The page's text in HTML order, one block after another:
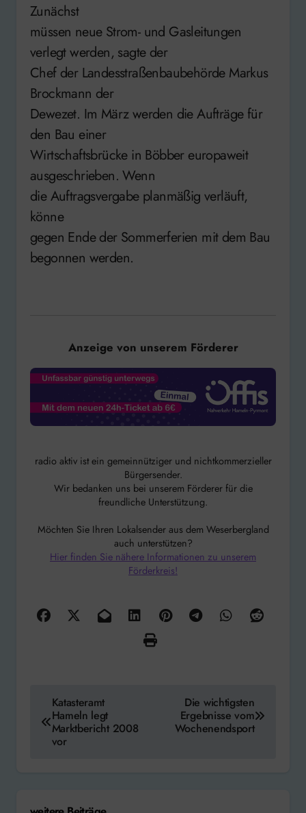
Zunächst
müssen neue Strom- und Gasleitungen
verlegt werden, sagte der
Chef der Landesstraßenbaubehörde Markus
Brockmann der
Dewezet. Im März werden die Aufträge für
den Bau einer
Wirtschaftsbrücke in Böbber europaweit
ausgeschrieben. Wenn
die Auftragsvergabe planmäßig verläuft,
könne
gegen Ende der Sommerferien mit dem Bau
begonnen werden.
Anzeige von unserem Förderer
radio aktiv ist ein gemeinnütziger und nichtkommerzieller
Bürgersender.
Wir bedanken uns bei unserem Förderer für die
freundliche Unterstützung.
Möchten Sie Ihren Lokalsender aus dem Weserbergland
auch unterstützen?
Hier finden Sie nähere Informationen zu unserem
Förderkreis!
Katasteramt
Hameln legt
Marktbericht 2008
vor
Die wichtigsten
Ergebnisse vom
Wochenendsport